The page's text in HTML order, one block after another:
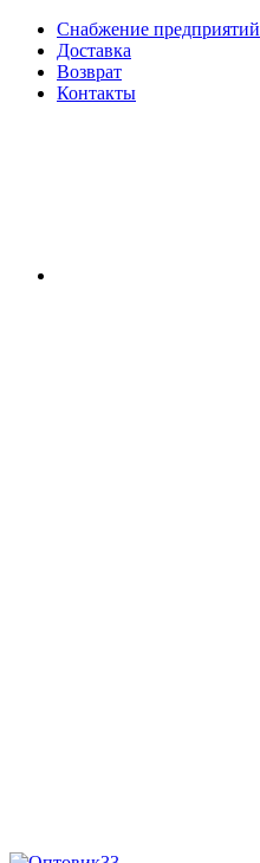
Снабжение предприятий
Доставка
Возврат
Контакты